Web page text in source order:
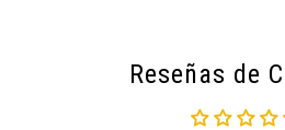
Reseñas de